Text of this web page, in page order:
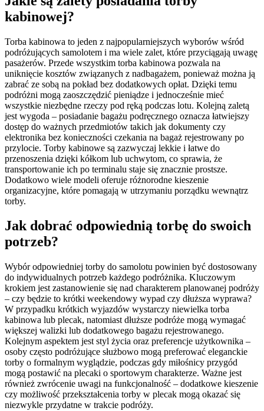
kabinowej?
Torba kabinowa to jeden z najpopularniejszych wyborów wśród
podróżujących samolotem i ma wiele zalet, które przyciągają uwagę
pasażerów. Przede wszystkim torba kabinowa pozwala na
uniknięcie kosztów związanych z nadbagażem, ponieważ można ją
zabrać ze sobą na pokład bez dodatkowych opłat. Dzięki temu
podróżni mogą zaoszczędzić pieniądze i jednocześnie mieć
wszystkie niezbędne rzeczy pod ręką podczas lotu. Kolejną zaletą
jest wygoda – posiadanie bagażu podręcznego oznacza łatwiejszy
dostęp do ważnych przedmiotów takich jak dokumenty czy
elektronika bez konieczności czekania na bagaż rejestrowany po
przylocie. Torby kabinowe są zazwyczaj lekkie i łatwe do
przenoszenia dzięki kółkom lub uchwytom, co sprawia, że
transportowanie ich po terminalu staje się znacznie prostsze.
Dodatkowo wiele modeli oferuje różnorodne kieszenie
organizacyjne, które pomagają w utrzymaniu porządku wewnątrz
torby.
Jak dobrać odpowiednią torbę do swoich
potrzeb?
Wybór odpowiedniej torby do samolotu powinien być dostosowany
do indywidualnych potrzeb każdego podróżnika. Kluczowym
krokiem jest zastanowienie się nad charakterem planowanej podróży
– czy będzie to krótki weekendowy wypad czy dłuższa wyprawa?
W przypadku krótkich wyjazdów wystarczy niewielka torba
kabinowa lub plecak, natomiast dłuższe podróże mogą wymagać
większej walizki lub dodatkowego bagażu rejestrowanego.
Kolejnym aspektem jest styl życia oraz preferencje użytkownika –
osoby często podróżujące służbowo mogą preferować eleganckie
torby o formalnym wyglądzie, podczas gdy miłośnicy przygód
mogą postawić na plecaki o sportowym charakterze. Ważne jest
również zwrócenie uwagi na funkcjonalność – dodatkowe kieszenie
czy możliwość przekształcenia torby w plecak mogą okazać się
niezwykle przydatne w trakcie podróży.